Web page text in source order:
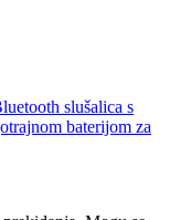
slušalica s
baterijom za